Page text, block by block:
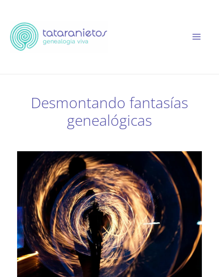
contenido
Desmontando fantasías
genealógicas